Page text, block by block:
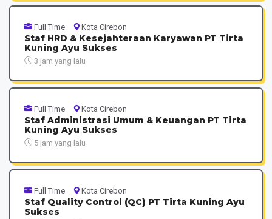
Full Time Kota Cirebon
Staf HRD & Kesejahteraan Karyawan PT Tirta
Kuning Ayu Sukses
3 jam yang lalu
Full Time Kota Cirebon
Staf Administrasi Umum & Keuangan PT Tirta
Kuning Ayu Sukses
5 jam yang lalu
Full Time Kota Cirebon
Staf Quality Control (QC) PT Tirta Kuning Ayu
Sukses